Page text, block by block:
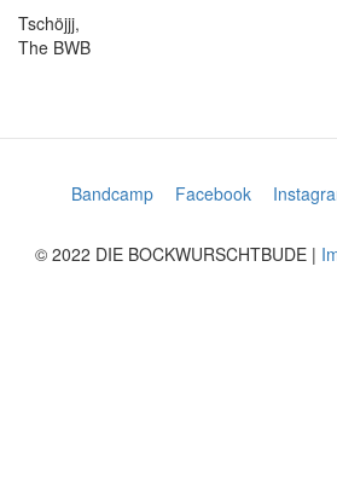
Tschöjjj,
The BWB
Bandcamp Facebook
© 2022 DIE BOCKWURSCHTBUDE |